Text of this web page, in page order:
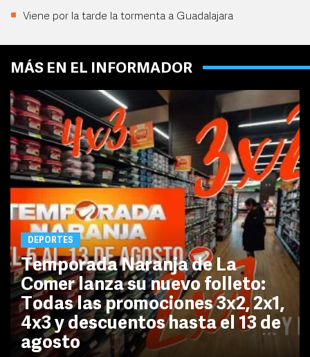
Viene por la tarde la tormenta a Guadalajara
MÁS EN EL INFORMADOR
DEPORTES
Temporada Naranja de La
Comer lanza su nuevo folleto:
Todas las promociones 3x2, 2x1,
4x3 y descuentos hasta el 13 de
agosto